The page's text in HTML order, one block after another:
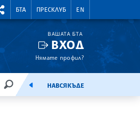
RIGHTMENU.SOCIAL
БТА ПРЕСКЛУБ EN
ВАШАТА БТА
ВХОД
Нямате профил?
ТЪРСЕНЕЕМИСИЯНАВСЯКЪДЕ